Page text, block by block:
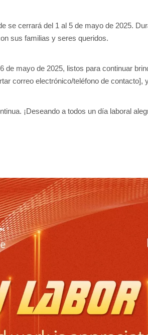
se cerrará del 1 al 5 de mayo de 2025.
sus familias y seres queridos.
de mayo de 2025, listos para continuar
correo electrónico/teléfono de contacto],
¡Deseando a todos un día laboral